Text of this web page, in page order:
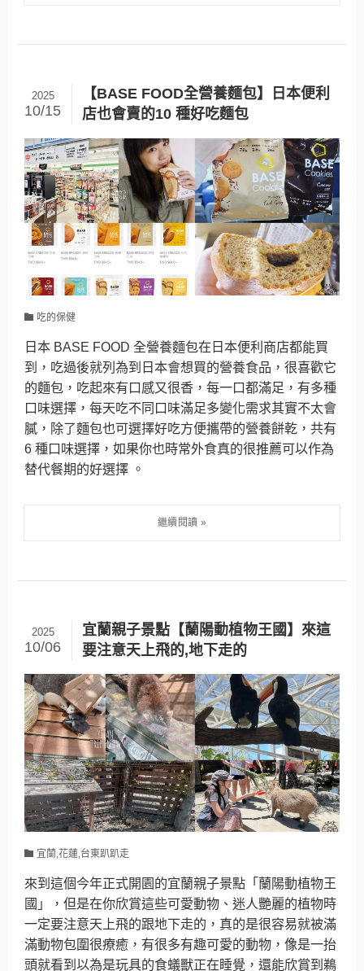
【BASE FOOD全營養麵包】日本便利
店也會賣的10 種好吃麵包
2025
10/15
吃的保健
日本 BASE FOOD 全營養麵包在日本便利商店都能買
到，吃過後就列為到日本會想買的營養食品，很喜歡它
的麵包，吃起來有口感又很香，每一口都滿足，有多種
口味選擇，每天吃不同口味滿足多變化需求其實不太會
膩，除了麵包也可選擇好吃方便攜帶的營養餅乾，共有
6 種口味選擇，如果你也時常外食真的很推薦可以作為
替代餐期的好選擇 。
宜蘭親子景點【蘭陽動植物王國】來這
要注意天上飛的,地下走的
2025
10/06
宜蘭,花蓮,台東趴趴走
來到這個今年正式開園的宜蘭親子景點「蘭陽動植物王
國」，但是在你欣賞這些可愛動物、迷人艷麗的植物時
一定要注意天上飛的跟地下走的，真的是很容易就被滿
滿動物包圍很療癒，有很多有趣可愛的動物，像是一抬
頭就看到以為是玩具的食蟻獸正在睡覺，還能欣賞到鵜